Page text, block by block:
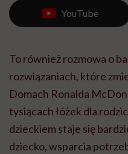
YouTube
To również rozmowa o
rozwiązaniach, które
Domach Ronalda
tysiącach łóżek dla
dzieckiem staje się
dziecko, wsparcia